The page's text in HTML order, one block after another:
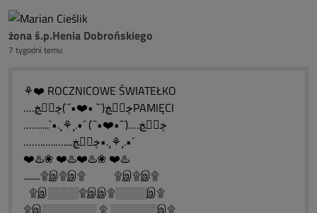
żona ś.p.Henia Dobrońskiego
7 tygodni temu
⚘❤️ ROCZNICOWE ŚWIATEŁKO
….ڿڰۣڿ(¨` •❤️•´¨)ڿڰۣڿPAMIĘCI
……....`•.¸⚘¸.•´ (¨`•❤️•´¨)….ڿڰۣڿ
…….…..…....ڿڰۣڿ•.¸⚘¸.•´
❤️♨️❀ ❤️♨️❤️♨️❀ ❤️♨️
........۩இ۩இ۩ ۩இ۩இ۩
۩இ░░░░۩இஇ۩░░░░இ۩
۩இ░░░░░░░ ۩ ░░░░░░இ۩